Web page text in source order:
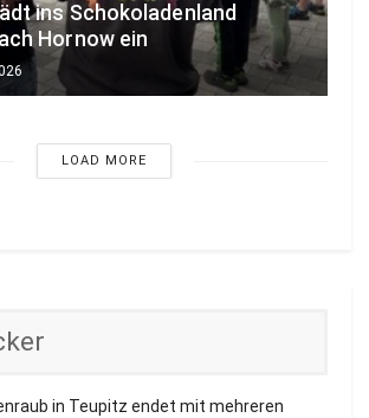
ins Schokoladenland
Hornow ein
LOAD MORE
in Teupitz endet mit mehreren